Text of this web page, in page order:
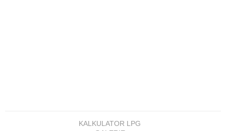
KALKULATOR LPG